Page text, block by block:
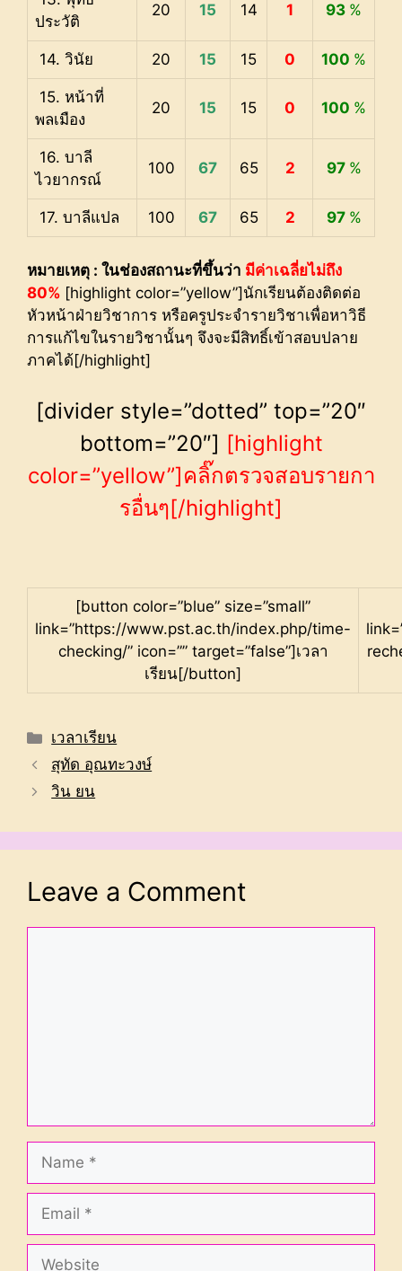
ประวัติ
20 15 14 1 93 %
14. วินัย 20 15 15 0 100 %
15. หน้าที่
พลเมือง
20 15 15 0 100 %
16. บาลี
ไวยากรณ์
100 67 65 2 97 %
17. บาลีแปล 100 67 65 2 97 %
หมายเหตุ : ในช่องสถานะที่ขึ้นว่า มีค่าเฉลี่ยไม่ถึง
80% [highlight color=”yellow”]นักเรียนต้องติดต่อ
หัวหน้าฝ่ายวิชาการ หรือครูประจำรายวิชาเพื่อหาวิธี
การแก้ไขในรายวิชานั้นๆ จึงจะมีสิทธิ์เข้าสอบปลาย
ภาคได้[/highlight]
[divider style=”dotted” top=”20″
bottom=”20″] [highlight
color=”yellow”]คลิ๊กตรวจสอบรายกา
รอื่นๆ[/highlight]
[button color=”blue” size=”small”
link=”https://www.pst.ac.th/index.php/time-
checking/” icon=”” target=”false”]เวลา
เรียน[/button]
Categories
เวลาเรียน
สุทัด อุณทะวงษ์
วิน ยน
Leave a Comment
Name
Email
Website